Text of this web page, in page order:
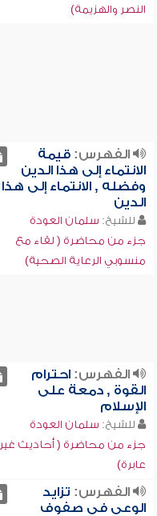
النصر والهزيمة)
الفهرس:قيمة
الانتماء إلى هذا الدين
وفضله , الانتماء إلى هذا
الدين
للشيخ: سلمان العودة
جزء من محاضرة ( لقاء مع
منسوبي الرعاية الصحية)
الفهرس:احترام
القوة , دمعة على
الإسلام
للشيخ: سلمان العودة
جزء من محاضرة ( أحاديث غير
عابرة)
الفهرس: تزايد
الوعي في صفوف